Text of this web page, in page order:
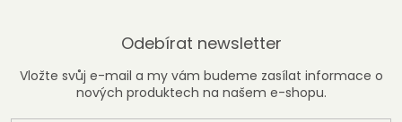
Odebírat newsletter
Vložte svůj e-mail a my vám budeme zasílat informace o
nových produktech na našem e-shopu.